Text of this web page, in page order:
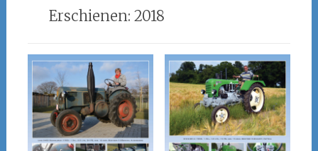
Erschienen: 2018